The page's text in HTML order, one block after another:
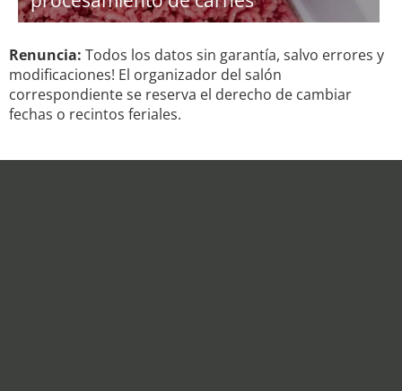
Renuncia: Todos los datos sin garantía, salvo errores y
modificaciones! El organizador del salón
correspondiente se reserva el derecho de cambiar
fechas o recintos feriales.